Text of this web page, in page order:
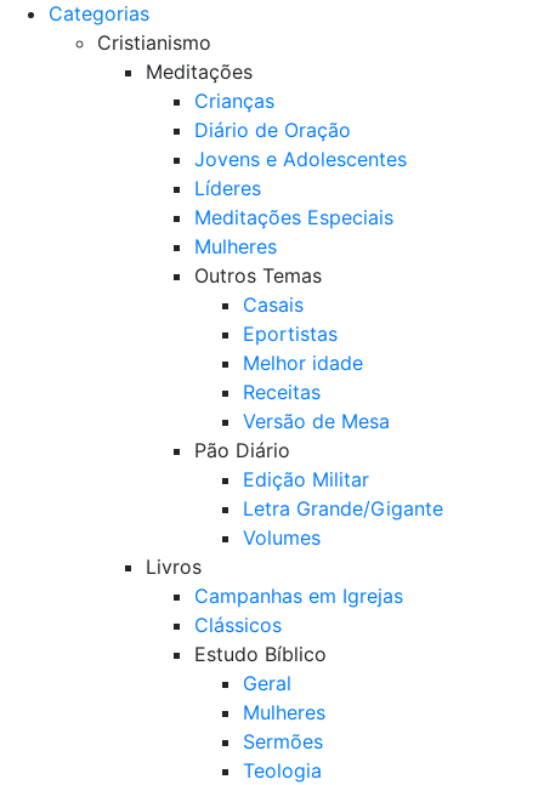
Categorias
Cristianismo
Meditações
Crianças
Diário de Oração
Jovens e Adolescentes
Líderes
Meditações Especiais
Mulheres
Outros Temas
Casais
Eportistas
Melhor idade
Receitas
Versão de Mesa
Pão Diário
Edição Militar
Letra Grande/Gigante
Volumes
Livros
Campanhas em Igrejas
Clássicos
Estudo Bíblico
Geral
Mulheres
Sermões
Teologia